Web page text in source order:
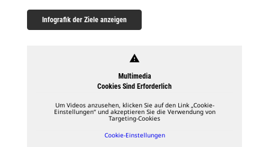
Infografik der Ziele anzeigen
warning
Multimedia
Cookies Sind Erforderlich
Um Videos anzusehen, klicken Sie auf den Link „Cookie-
Einstellungen“ und akzeptieren Sie die Verwendung von
Targeting-Cookies
Cookie-Einstellungen